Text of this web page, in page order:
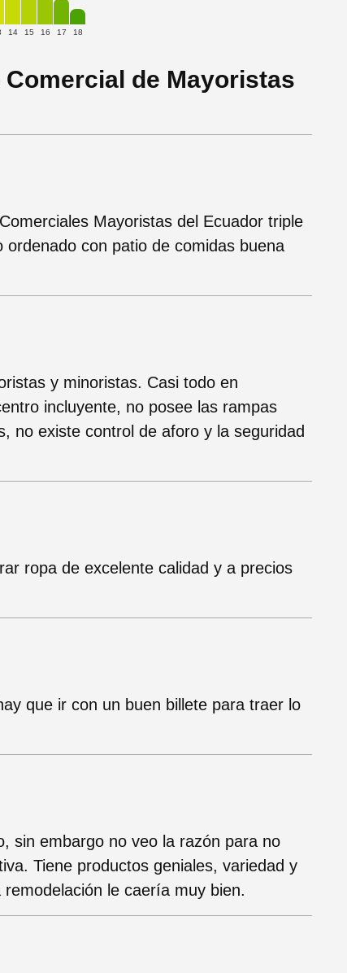
14 15 16 17 18
de Mayoristas
Mayoristas del Ecuador triple
con patio de comidas buena
y minoristas. Casi todo en
incluyente, no posee las rampas
no existe control de aforo y la seguridad
ropa de excelente calidad y a precios
que ir con un buen billete para traer lo
sin embargo no veo la razón para no
Tiene productos geniales, variedad y
le caería muy bien.